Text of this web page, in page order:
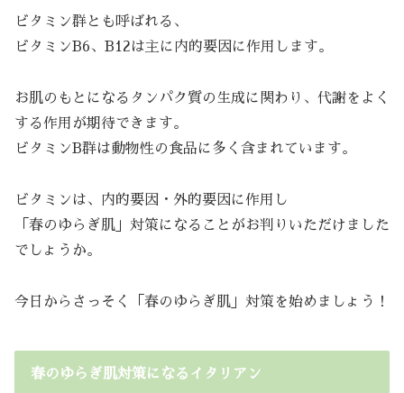
ビタミン群とも呼ばれる、
ビタミンB6、B12は主に内的要因に作用します。
お肌のもとになるタンパク質の生成に関わり、代謝をよく
する作用が期待できます。
ビタミンB群は動物性の食品に多く含まれています。
ビタミンは、内的要因・外的要因に作用し
「春のゆらぎ肌」対策になることがお判りいただけました
でしょうか。
今日からさっそく「春のゆらぎ肌」対策を始めましょう！
春のゆらぎ肌対策になるイタリアン